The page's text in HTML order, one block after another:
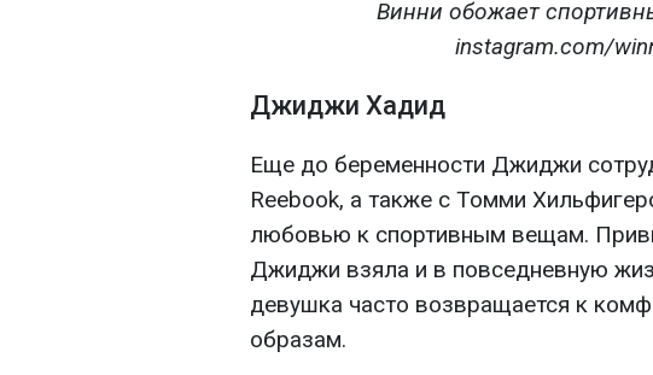
Винни обожает
instagram.com/
Джиджи Хадид
Еще до беременности Джиджи
Reebook, а также с Томми
любовью к спортивным вещам.
Джиджи взяла и в повседневную
девушка часто возвращается к
образам.